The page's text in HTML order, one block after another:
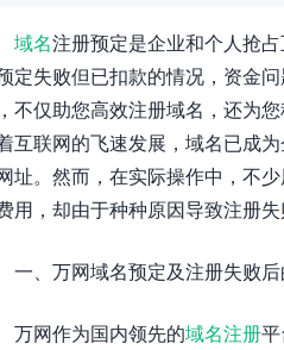
域名注册预定是企业和个人抢
定失败但已扣款的情况，资金
不仅助您高效注册域名，还为
互联网的飞速发展，域名已成
址。然而，在实际操作中，不
用，却由于种种原因导致注册
一、万网域名预定及注册失败
万网作为国内领先的域名注册